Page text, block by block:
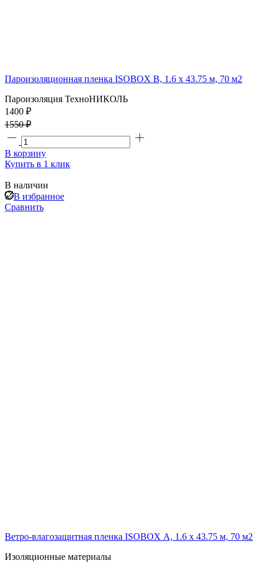
Пароизоляционная пленка ISOBOX В, 1.6 x 43.75 м, 70 м2
Пароизоляция ТехноНИКОЛЬ
1400 ₽
1550 ₽
В корзину
Купить в 1 клик
В наличии
В избранное
Сравнить
Ветро-влагозащитная пленка ISOBOX А, 1.6 x 43.75 м, 70 м2
Изоляционные материалы